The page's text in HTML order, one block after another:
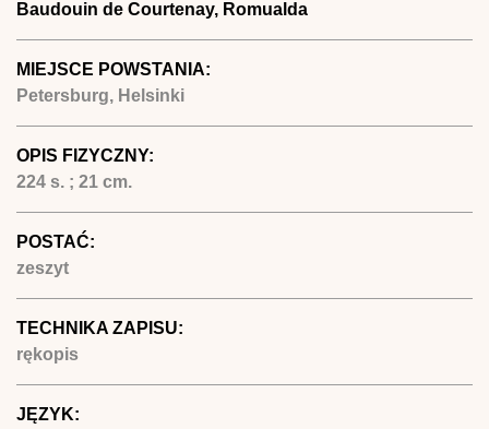
Baudouin de Courtenay, Romualda
MIEJSCE POWSTANIA:
Petersburg, Helsinki
OPIS FIZYCZNY:
224 s. ; 21 cm.
POSTAĆ:
zeszyt
TECHNIKA ZAPISU:
rękopis
JĘZYK: